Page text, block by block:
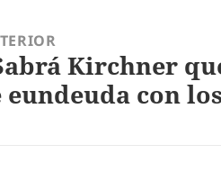
Kirchner
eundeuda con